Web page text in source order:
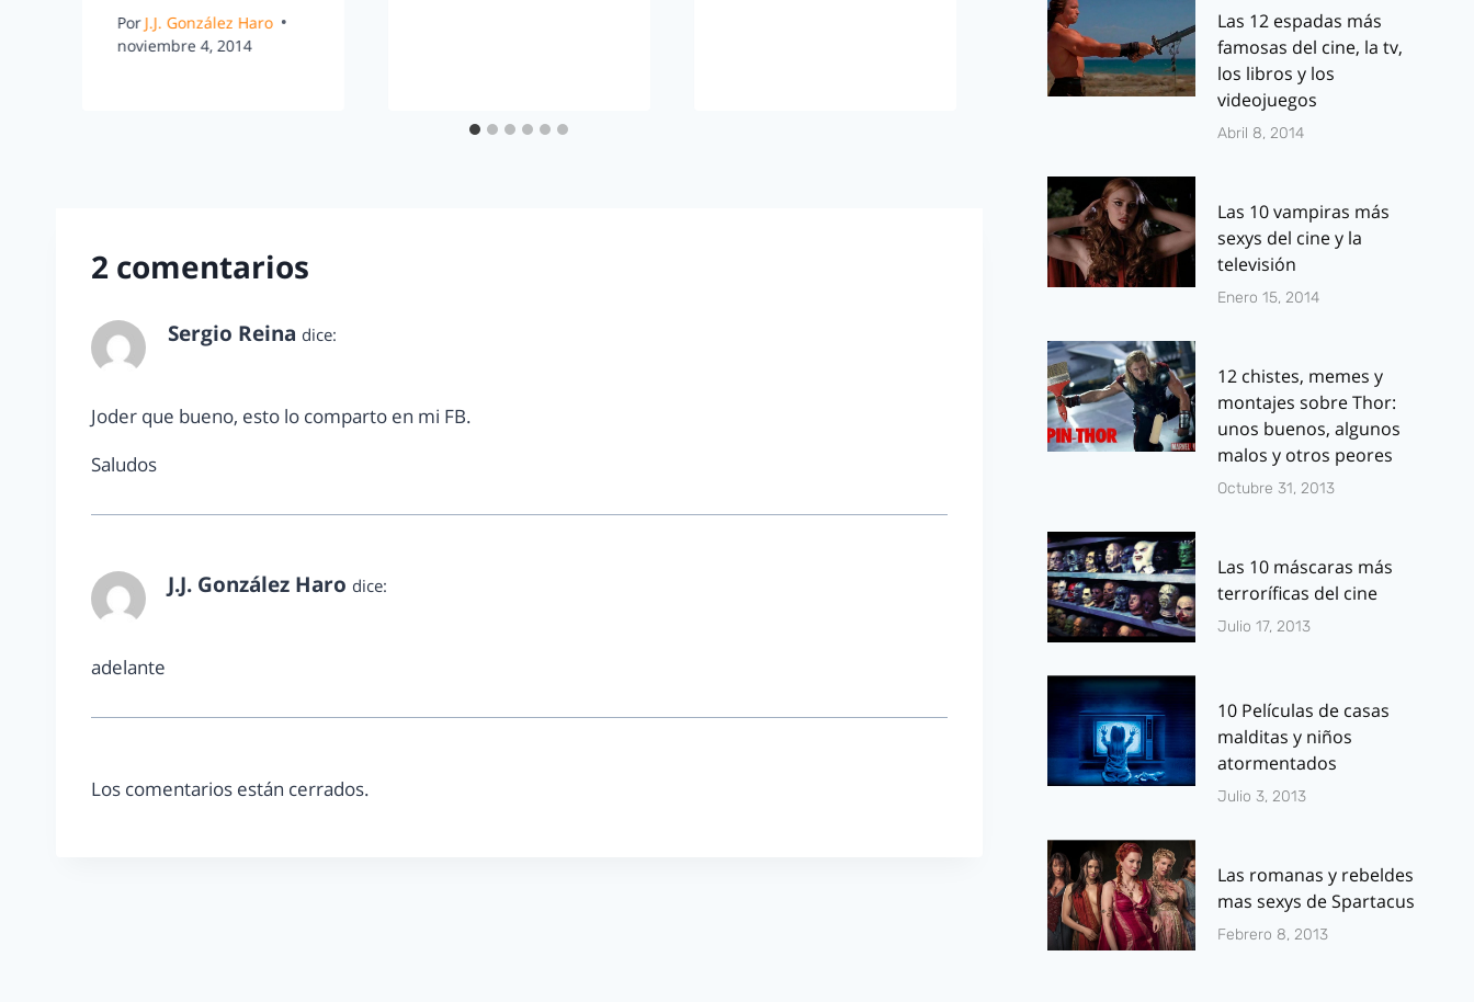
PorJ.J. González Haro
noviembre 4, 2014
PorJ.J. González Haro
marzo 21, 2017
enero 15, 2016
2 comentarios
Sergio Reina dice:
Joder que bueno, esto lo comparto en mi FB.
Saludos
J.J. González Haro dice:
adelante
Los comentarios están cerrados.
Las 12 espadas más
famosas del cine, la tv,
los libros y los
videojuegos
Abril 8, 2014
Las 10 vampiras más
sexys del cine y la
televisión
Enero 15, 2014
12 chistes, memes y
montajes sobre Thor:
unos buenos, algunos
malos y otros peores
Octubre 31, 2013
Las 10 máscaras más
terroríficas del cine
Julio 17, 2013
10 Películas de casas
malditas y niños
atormentados
Julio 3, 2013
Las romanas y rebeldes
mas sexys de Spartacus
Febrero 8, 2013